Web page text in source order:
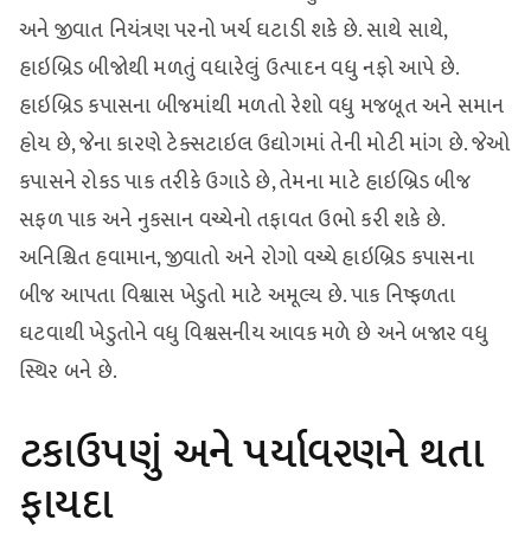
અને જીવાત નિયંત્રણ પરનો ખર્ચ ઘટાડી શકે છે. સાથે સાથે,
હાઇબ્રિડ બીજોથી મળતું વધારેલું ઉત્પાદન વધુ નફો આપે છે.
હાઇબ્રિડ કપાસના બીજમાંથી મળતો રેશો વધુ મજબૂત અને સમાન
હોય છે, જેના કારણે ટેક્સટાઇલ ઉદ્યોગમાં તેની મોટી માંગ છે. જેઓ
કપાસને રોકડ પાક તરીકે ઉગાડે છે, તેમના માટે હાઇબ્રિડ બીજ
સફળ પાક અને નુકસાન વચ્ચેનો તફાવત ઉભો કરી શકે છે.
અનિશ્ચિત હવામાન, જીવાતો અને રોગો વચ્ચે હાઇબ્રિડ કપાસના
બીજ આપતા વિશ્વાસ ખેડુતો માટે અમૂલ્ય છે. પાક નિષ્ફળતા
ઘટવાથી ખેડુતોને વધુ વિશ્વસનીય આવક મળે છે અને બજાર વધુ
સ્થિર બને છે.
ટકાઉપણું અને પર્યાવરણને થતા
ફાયદા